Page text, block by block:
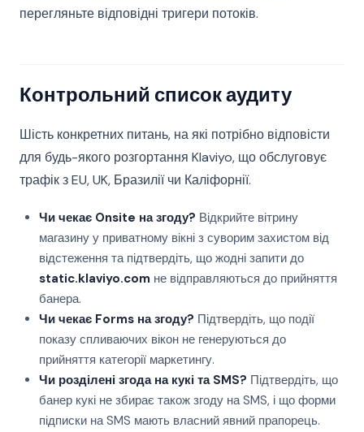
перегляньте відповідні тригери потоків.
Контрольний список аудиту
Шість конкретних питань, на які потрібно відповісти
для будь-якого розгортання Klaviyo, що обслуговує
трафік з EU, UK, Бразилії чи Каліфорнії.
Чи чекає Onsite на згоду? Відкрийте вітрину
магазину у приватному вікні з суворим захистом від
відстеження та підтвердіть, що жодні запити до
static.klaviyo.com не відправляються до прийняття
банера.
Чи чекає Forms на згоду? Підтвердіть, що події
показу спливаючих вікон не генеруються до
прийняття категорії маркетингу.
Чи розділені згода на кукі та SMS? Підтвердіть, що
банер кукі не збирає також згоду на SMS, і що форми
підписки на SMS мають власний явний прапорець.